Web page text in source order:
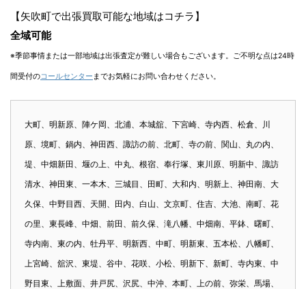
【矢吹町で出張買取可能な地域はコチラ】
全域可能
※季節事情または一部地域は出張査定が難しい場合もございます。ご不明な点は24時
間受付のコールセンター までお気軽にお問い合わせください。
大町、明新原、陣ケ岡、北浦、本城舘、下宮崎、寺内西、松倉、川
原、境町、鍋内、神田西、諏訪の前、北町、寺の前、関山、丸の内、
堤、中畑新田、堰の上、中丸、根宿、奉行塚、東川原、明新中、諏訪
清水、神田東、一本木、三城目、田町、大和内、明新上、神田南、大
久保、中野目西、天開、田内、白山、文京町、住吉、大池、南町、花
の里、東長峰、中畑、前田、前久保、滝八幡、中畑南、平鉢、曙町、
寺内南、東の内、牡丹平、明新西、中町、明新東、五本松、八幡町、
上宮崎、舘沢、東堤、谷中、花咲、小松、明新下、新町、寺内東、中
野目東、上敷面、井戸尻、沢尻、中沖、本町、上の前、弥栄、馬場、